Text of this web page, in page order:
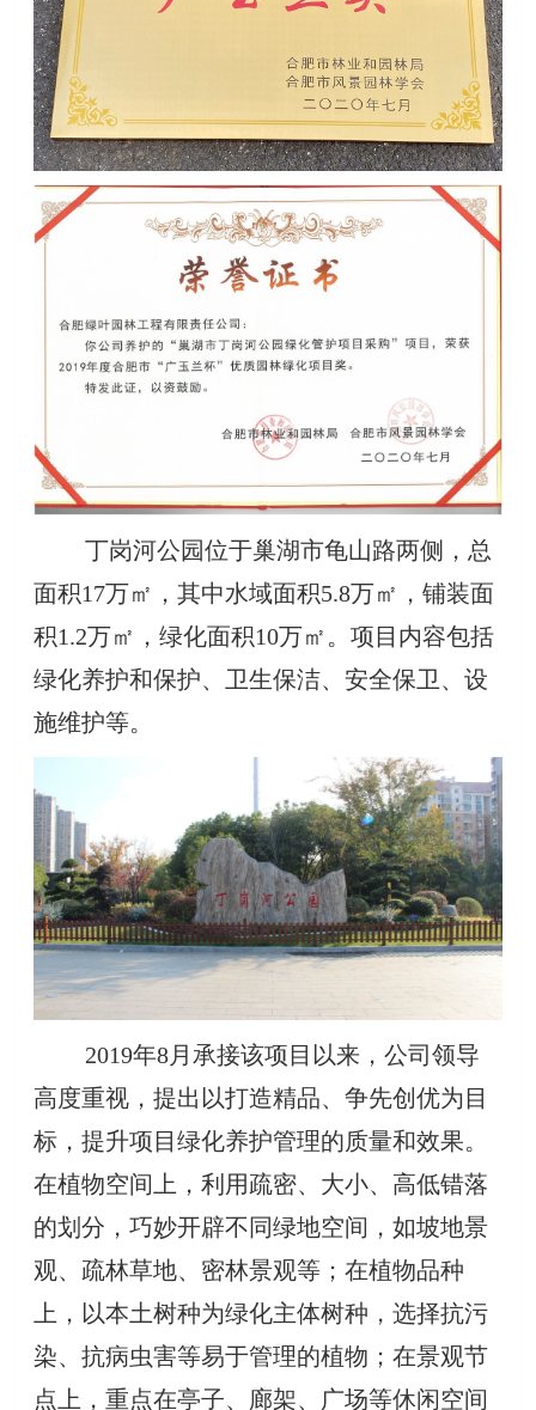
丁岗河公园位于巢湖市龟山路两侧，总
面积17万㎡，其中水域面积5.8万㎡，铺装面
积1.2万㎡，绿化面积10万㎡。项目内容包括
绿化养护和保护、卫生保洁、安全保卫、设
施维护等。
2019年8月承接该项目以来，公司领导
高度重视，提出以打造精品、争先创优为目
标，提升项目绿化养护管理的质量和效果。
在植物空间上，利用疏密、大小、高低错落
的划分，巧妙开辟不同绿地空间，如坡地景
观、疏林草地、密林景观等；在植物品种
上，以本土树种为绿化主体树种，选择抗污
染、抗病虫害等易于管理的植物；在景观节
点上，重点在亭子、廊架、广场等休闲空间